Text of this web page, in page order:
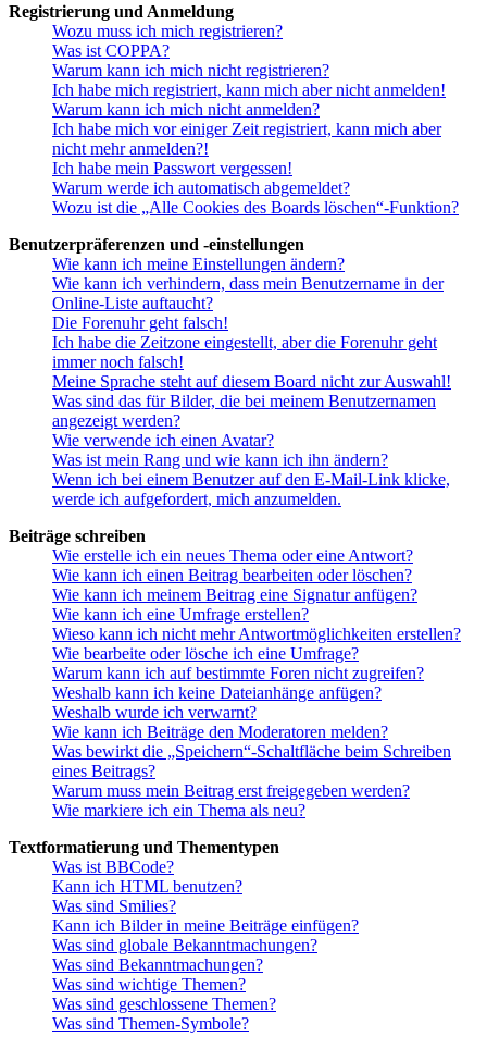
Registrierung und Anmeldung
Wozu muss ich mich registrieren?
Was ist COPPA?
Warum kann ich mich nicht registrieren?
Ich habe mich registriert, kann mich aber nicht anmelden!
Warum kann ich mich nicht anmelden?
Ich habe mich vor einiger Zeit registriert, kann mich aber
nicht mehr anmelden?!
Ich habe mein Passwort vergessen!
Warum werde ich automatisch abgemeldet?
Wozu ist die „Alle Cookies des Boards löschen“-Funktion?
Benutzerpräferenzen und -einstellungen
Wie kann ich meine Einstellungen ändern?
Wie kann ich verhindern, dass mein Benutzername in der
Online-Liste auftaucht?
Die Forenuhr geht falsch!
Ich habe die Zeitzone eingestellt, aber die Forenuhr geht
immer noch falsch!
Meine Sprache steht auf diesem Board nicht zur Auswahl!
Was sind das für Bilder, die bei meinem Benutzernamen
angezeigt werden?
Wie verwende ich einen Avatar?
Was ist mein Rang und wie kann ich ihn ändern?
Wenn ich bei einem Benutzer auf den E-Mail-Link klicke,
werde ich aufgefordert, mich anzumelden.
Beiträge schreiben
Wie erstelle ich ein neues Thema oder eine Antwort?
Wie kann ich einen Beitrag bearbeiten oder löschen?
Wie kann ich meinem Beitrag eine Signatur anfügen?
Wie kann ich eine Umfrage erstellen?
Wieso kann ich nicht mehr Antwortmöglichkeiten erstellen?
Wie bearbeite oder lösche ich eine Umfrage?
Warum kann ich auf bestimmte Foren nicht zugreifen?
Weshalb kann ich keine Dateianhänge anfügen?
Weshalb wurde ich verwarnt?
Wie kann ich Beiträge den Moderatoren melden?
Was bewirkt die „Speichern“-Schaltfläche beim Schreiben
eines Beitrags?
Warum muss mein Beitrag erst freigegeben werden?
Wie markiere ich ein Thema als neu?
Textformatierung und Thementypen
Was ist BBCode?
Kann ich HTML benutzen?
Was sind Smilies?
Kann ich Bilder in meine Beiträge einfügen?
Was sind globale Bekanntmachungen?
Was sind Bekanntmachungen?
Was sind wichtige Themen?
Was sind geschlossene Themen?
Was sind Themen-Symbole?